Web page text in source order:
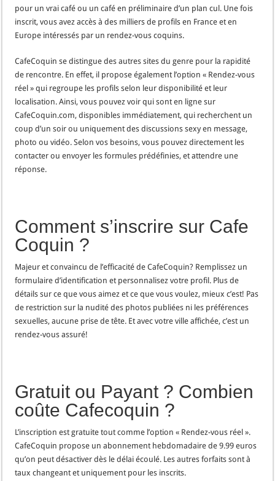
pour un vrai café ou un café en préliminaire d’un plan cul. Une fois
inscrit, vous avez accès à des milliers de profils en France et en
Europe intéressés par un rendez-vous coquins.
CafeCoquin se distingue des autres sites du genre pour la rapidité
de rencontre. En effet, il propose également l’option « Rendez-vous
réel » qui regroupe les profils selon leur disponibilité et leur
localisation. Ainsi, vous pouvez voir qui sont en ligne sur
CafeCoquin.com, disponibles immédiatement, qui recherchent un
coup d’un soir ou uniquement des discussions sexy en message,
photo ou vidéo. Selon vos besoins, vous pouvez directement les
contacter ou envoyer les formules prédéfinies, et attendre une
réponse.
Comment s’inscrire sur Cafe
Coquin ?
Majeur et convaincu de l’efficacité de CafeCoquin? Remplissez un
formulaire d’identification et personnalisez votre profil. Plus de
détails sur ce que vous aimez et ce que vous voulez, mieux c’est! Pas
de restriction sur la nudité des photos publiées ni les préférences
sexuelles, aucune prise de tête. Et avec votre ville affichée, c’est un
rendez-vous assuré!
Gratuit ou Payant ? Combien
coûte Cafecoquin ?
L’inscription est gratuite tout comme l’option « Rendez-vous réel ».
CafeCoquin propose un abonnement hebdomadaire de 9.99 euros
qu’on peut désactiver dès le délai écoulé. Les autres forfaits sont à
taux changeant et uniquement pour les inscrits.